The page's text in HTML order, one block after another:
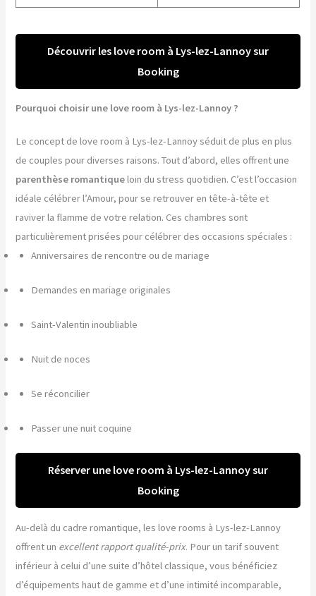
Découvrir les love room à Lys-lez-Lannoy sur
Booking
Pourquoi choisir une love room à Lys-lez-Lannoy ?
Le concept de love room à Lys-lez-Lannoy séduit de plus en plus
de couples pour diverses raisons. Tout d’abord, elles offrent une
parenthèse romantiqueloin du stress quotidien. C’est l’occasion
idéale célébrer l’Amour, pour se retrouver en tête-à-tête et
raviver la flamme de votre relation. Ces chambres sont
particulièrement prisées pour célébrer des occasions spéciales :
Anniversaires de rencontre ou de mariage
Demandes en mariage originales
Saint-Valentin inoubliable
Nuit de noces
Se réconcilier
Passer une nuit coquine
Réserver une love room à Lys-lez-Lannoy sur
Booking
Au-delà du cadre romantique, les love rooms à Lys-lez-Lannoy
offrent un excellent rapport qualité-prix. Pour un tarif souvent
inférieur à celui d’une suite d’hôtel classique, vous bénéficiez
d’équipements haut de gamme et d’une intimité incomparable,